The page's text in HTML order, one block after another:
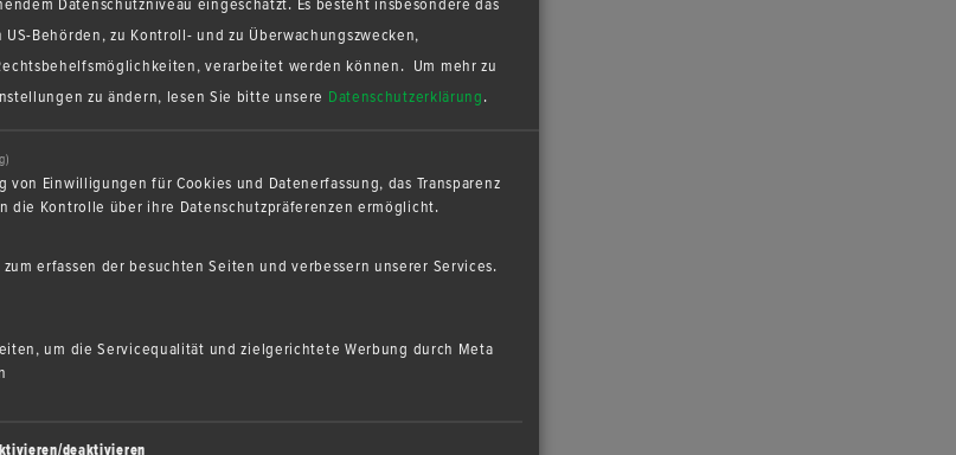
Datenschutzniveau eingeschätzt. Es besteht insbesondere das
US-Behörden, zu Kontroll- und zu Überwachungszwecken,
verarbeitet werden können. Um mehr zu
zu ändern, lesen Sie bitte unsere Datenschutzerklärung.
von Einwilligungen für Cookies und Datenerfassung, das Transparenz
die Kontrolle über ihre Datenschutzpräferenzen ermöglicht.
erfassen der besuchten Seiten und verbessern unserer Services.
um die Servicequalität und zielgerichtete Werbung durch Meta
deaktivieren